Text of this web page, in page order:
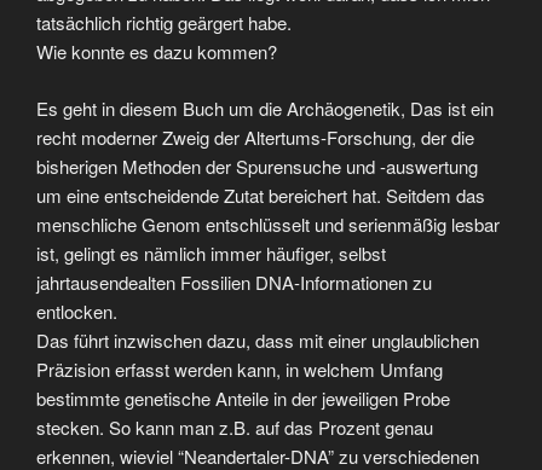
tatsächlich richtig geärgert habe.
Wie konnte es dazu kommen?
Es geht in diesem Buch um die Archäogenetik, Das ist ein
recht moderner Zweig der Altertums-Forschung, der die
bisherigen Methoden der Spurensuche und -auswertung
um eine entscheidende Zutat bereichert hat. Seitdem das
menschliche Genom entschlüsselt und serienmäßig lesbar
ist, gelingt es nämlich immer häufiger, selbst
jahrtausendealten Fossilien DNA-Informationen zu
entlocken.
Das führt inzwischen dazu, dass mit einer unglaublichen
Präzision erfasst werden kann, in welchem Umfang
bestimmte genetische Anteile in der jeweiligen Probe
stecken. So kann man z.B. auf das Prozent genau
erkennen, wieviel “Neandertaler-DNA” zu verschiedenen